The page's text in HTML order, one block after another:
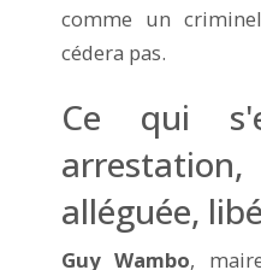
comme un
cédera pas.
Ce qui
alléguée,
Guy Wambo,